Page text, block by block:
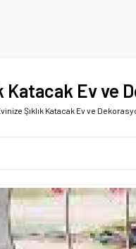
Katacak Ev ve
Şıklık Katacak Ev ve